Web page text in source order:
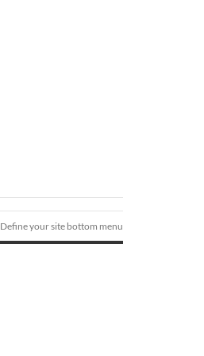
Define your site bottom menu